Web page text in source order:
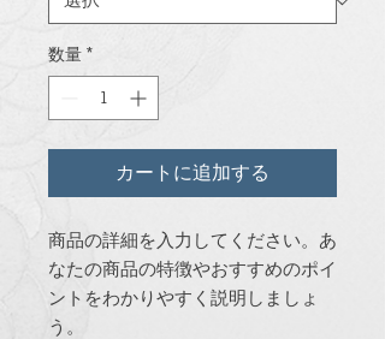
数量 *
カートに追加する
商品の詳細を入力してください。あ
なたの商品の特徴やおすすめのポイ
ントをわかりやすく説明しましょ
う。